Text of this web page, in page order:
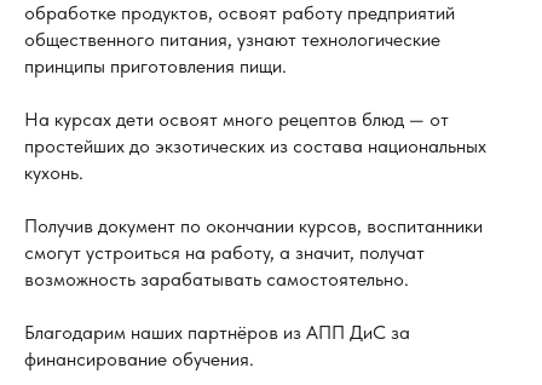
обработке продуктов, освоят работу предприятий
общественного питания, узнают технологические
принципы приготовления пищи.
На курсах дети освоят много рецептов блюд — от
простейших до экзотических из состава национальных
кухонь.
Получив документ по окончании курсов, воспитанники
смогут устроиться на работу, а значит, получат
возможность зарабатывать самостоятельно.
Благодарим наших партнёров из АПП ДиС за
финансирование обучения.